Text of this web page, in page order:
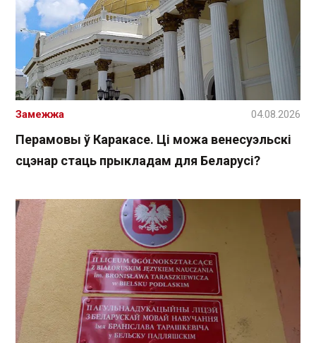
Перамовы ў Каракасе. Ці можа венесуэльскі
сцэнар стаць прыкладам для Беларусі?
Замежжа 04.08.2026